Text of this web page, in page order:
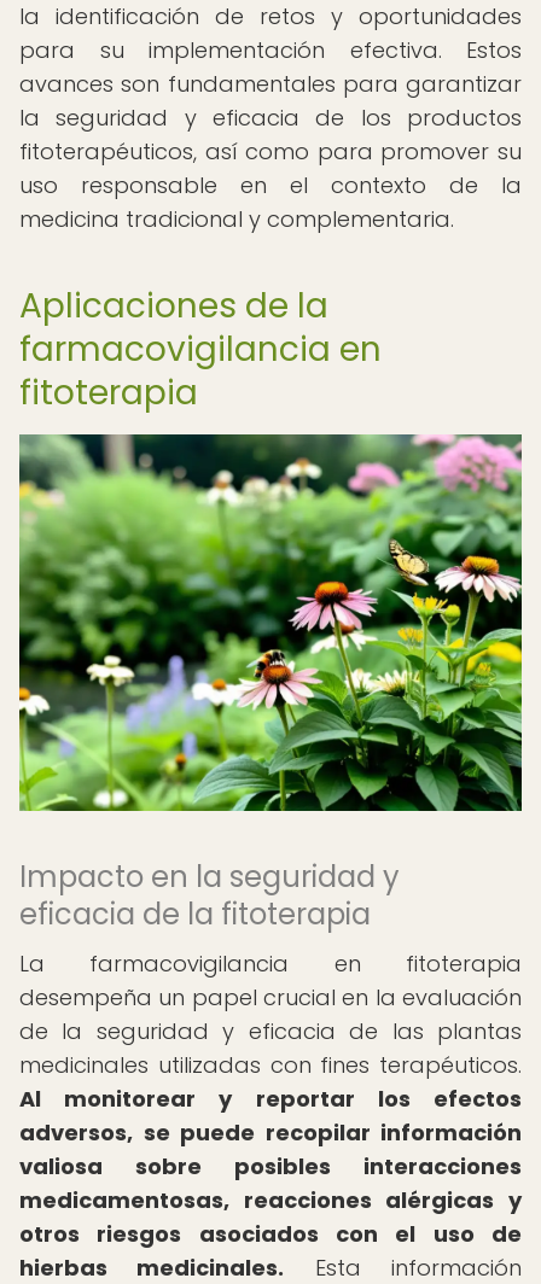
la identificación de retos y oportunidades
para su implementación efectiva. Estos
avances son fundamentales para garantizar
la seguridad y eficacia de los productos
fitoterapéuticos, así como para promover su
uso responsable en el contexto de la
medicina tradicional y complementaria.
Aplicaciones de la
farmacovigilancia en
fitoterapia
Impacto en la seguridad y
eficacia de la fitoterapia
La farmacovigilancia en fitoterapia
desempeña un papel crucial en la evaluación
de la seguridad y eficacia de las plantas
medicinales utilizadas con fines terapéuticos.
Al monitorear y reportar los efectos
adversos, se puede recopilar información
valiosa sobre posibles interacciones
medicamentosas, reacciones alérgicas y
otros riesgos asociados con el uso de
hierbas medicinales. Esta información